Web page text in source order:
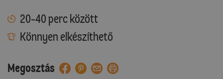
20-40 perc között
Könnyen elkészíthető
Megosztás